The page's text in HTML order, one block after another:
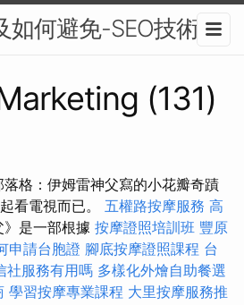
如何避免-SEO技術
(131)
格：伊姆雷神父寫的小花瓣奇蹟
看電視而已。 五權路按摩服務 高
》是一部根據 按摩證照培訓班 豐原
申請台胞證 腳底按摩證照課程 台
社服務有用嗎 多樣化外燴自助餐選
學習按摩專業課程 大里按摩服務推